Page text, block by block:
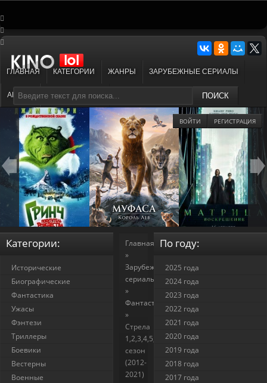
ПОИСК
ВОЙТИ РЕГИСТРАЦИЯ
ГЛАВНАЯ КАТЕГОРИИ ЖАНРЫ ЗАРУБЕЖНЫЕ СЕРИАЛЫ
АНИМЕ МУЛЬТФИЛЬМЫ
Главная
»
Зарубежные
сериалы
»
Фантастика
»
Стрела
1,2,3,4,5,6,7,8,9
сезон
(2012-
2021)
Категории:
Исторические
Биографические
Фантастика
Ужасы
Фэнтези
Триллеры
Боевики
Вестерны
Военные
По году:
2025 года
2024 года
2023 года
2022 года
2021 года
2020 года
2019 года
2018 года
2017 года